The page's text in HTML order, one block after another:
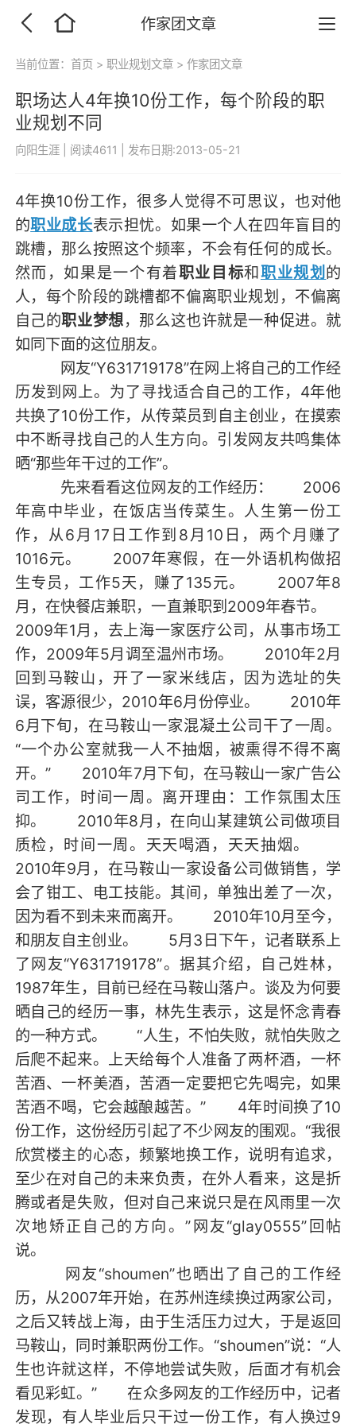
作家团文章
当前位置：首页 > 职业规划文章 > 作家团文章
职场达人4年换10份工作，每个阶段的职
业规划不同
向阳生涯 阅读4611 发布日期:2013-05-21
4年换10份工作，很多人觉得不可思议，也对他
的职业成长表示担忧。如果一个人在四年盲目的
跳槽，那么按照这个频率，不会有任何的成长。
然而，如果是一个有着职业目标和职业规划 的
人，每个阶段的跳槽都不偏离职业规划，不偏离
自己的职业梦想，那么这也许就是一种促进。就
如同下面的这位朋友。
网友“Y631719178”在网上将自己的工作经
历发到网上。为了寻找适合自己的工作，4年他
共换了10份工作，从传菜员到自主创业，在摸索
中不断寻找自己的人生方向。引发网友共鸣集体
晒“那些年干过的工作”。
先来看看这位网友的工作经历： 2006
年高中毕业，在饭店当传菜生。人生第一份工
作，从6月17日工作到8月10日，两个月赚了
1016元。 2007年寒假，在一外语机构做招
生专员，工作5天，赚了135元。 2007年8
月，在快餐店兼职，一直兼职到2009年春节。
2009年1月，去上海一家医疗公司，从事市场工
作，2009年5月调至温州市场。 2010年2月
回到马鞍山，开了一家米线店，因为选址的失
误，客源很少，2010年6月份停业。 2010年
6月下旬，在马鞍山一家混凝土公司干了一周。
“一个办公室就我一人不抽烟，被熏得不得不离
开。” 2010年7月下旬，在马鞍山一家广告公
司工作，时间一周。离开理由：工作氛围太压
抑。 2010年8月，在向山某建筑公司做项目
质检，时间一周。天天喝酒，天天抽烟。
2010年9月，在马鞍山一家设备公司做销售，学
会了钳工、电工技能。其间，单独出差了一次，
因为看不到未来而离开。 2010年10月至今，
和朋友自主创业。 5月3日下午，记者联系上
了网友“Y631719178”。据其介绍，自己姓林，
1987年生，目前已经在马鞍山落户。谈及为何要
晒自己的经历一事，林先生表示，这是怀念青春
的一种方式。 “人生，不怕失败，就怕失败之
后爬不起来。上天给每个人准备了两杯酒，一杯
苦酒、一杯美酒，苦酒一定要把它先喝完，如果
苦酒不喝，它会越酿越苦。” 4年时间换了10
份工作，这份经历引起了不少网友的围观。“我很
欣赏楼主的心态，频繁地换工作，说明有追求，
至少在对自己的未来负责，在外人看来，这是折
腾或者是失败，但对自己来说只是在风雨里一次
次地矫正自己的方向。”网友“glay0555”回帖
说。
网友“shoumen”也晒出了自己的工作经
历，从2007年开始，在苏州连续换过两家公司，
之后又转战上海，由于生活压力过大，于是返回
马鞍山，同时兼职两份工作。“shoumen”说：“人
生也许就这样，不停地尝试失败，后面才有机会
看见彩虹。” 在众多网友的工作经历中，记者
发现，有人毕业后只干过一份工作，有人换过9